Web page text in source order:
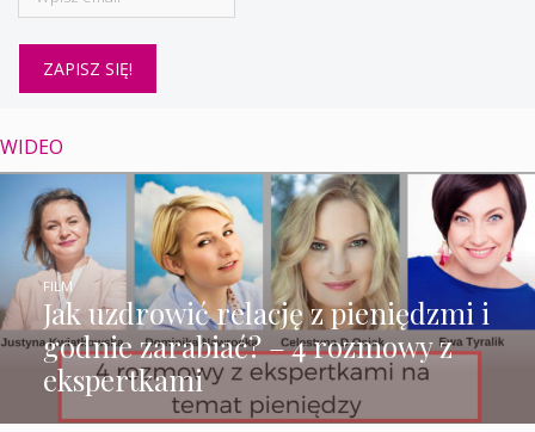
WIDEO
Jak uzdrowić relację z pieniędzmi i
godnie zarabiać? – 4 rozmowy z
ekspertkami
FILM